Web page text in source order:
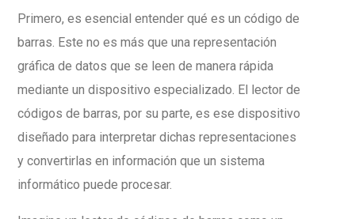
Primero, es esencial entender qué es un código de
barras. Este no es más que una representación
gráfica de datos que se leen de manera rápida
mediante un dispositivo especializado. El lector de
códigos de barras, por su parte, es ese dispositivo
diseñado para interpretar dichas representaciones
y convertirlas en información que un sistema
informático puede procesar.